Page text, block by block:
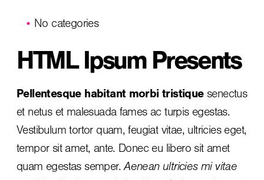
No categories
HTML Ipsum Presents
Pellentesque habitant morbi tristiquesenectus
et netus et malesuada fames ac turpis egestas.
Vestibulum tortor quam, feugiat vitae, ultricies eget,
tempor sit amet, ante. Donec eu libero sit amet
quam egestas semper.Aenean ultricies mi vitae